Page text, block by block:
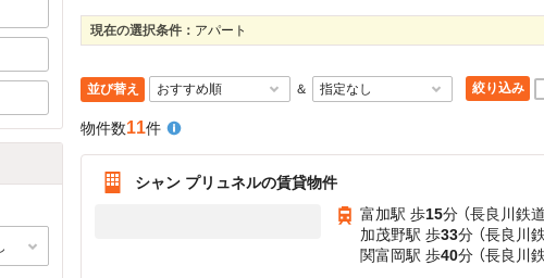
現在の選択条件： アパート
並び替え ＆ 絞り込み
物件数11件
シャン プリュネルの賃貸物件
富加駅 歩15分 （長良川鉄道
加茂野駅 歩33分 （長良川鉄
関富岡駅 歩40分 （長良川鉄